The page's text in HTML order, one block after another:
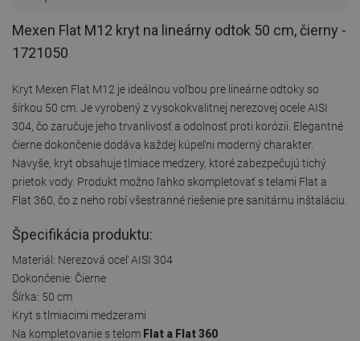
Mexen Flat M12 kryt na lineárny odtok 50 cm, čierny -
1721050
Kryt Mexen Flat M12 je ideálnou voľbou pre lineárne odtoky so
šírkou 50 cm. Je vyrobený z vysokokvalitnej nerezovej ocele AISI
304, čo zaručuje jeho trvanlivosť a odolnosť proti korózii. Elegantné
čierne dokončenie dodáva každej kúpeľni moderný charakter.
Navyše, kryt obsahuje tlmiace medzery, ktoré zabezpečujú tichý
prietok vody. Produkt možno ľahko skompletovať s telami Flat a
Flat 360, čo z neho robí všestranné riešenie pre sanitárnu inštaláciu.
Špecifikácia produktu:
Materiál: Nerezová oceľ AISI 304
Dokončenie: Čierne
Šírka: 50 cm
Kryt s tlmiacimi medzerami
Na kompletovanie s telom Flat a Flat 360